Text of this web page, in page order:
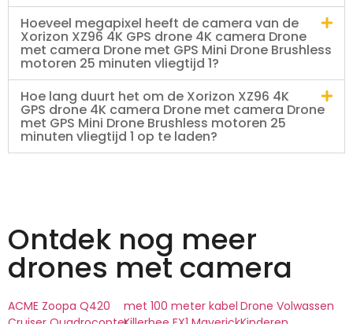
Hoeveel megapixel heeft de camera van de
Xorizon XZ96 4K GPS drone 4K camera Drone
met camera Drone met GPS Mini Drone Brushless
motoren 25 minuten vliegtijd 1?
Hoe lang duurt het om de Xorizon XZ96 4K
GPS drone 4K camera Drone met camera Drone
met GPS Mini Drone Brushless motoren 25
minuten vliegtijd 1 op te laden?
Ontdek nog meer
drones met camera
ACME Zoopa Q420
met 100 meter kabel Drone Volwassen